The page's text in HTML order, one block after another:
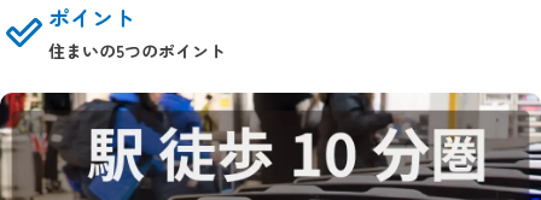
ポイント
住まいの5つのポイント